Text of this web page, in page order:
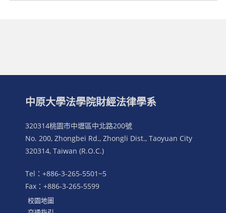
中原大學法學院財經法律學系
320314桃園市中壢區中北路200號
No. 200, Zhongbei Rd., Zhongli Dist., Taoyuan City
320314, Taiwan (R.O.C.)
Tel：+886-3-265-5501~5
Fax：+886-3-265-5599
校園地圖